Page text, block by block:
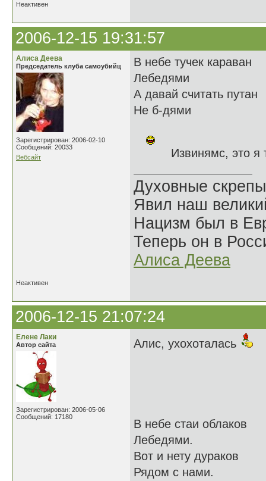
Неактивен
2006-12-15 19:31:57
Алиса Деева
Председатель клуба самоубийц
Зарегистрирован: 2006-02-10
Сообщений: 20033
Вебсайт
В небе тучек караван
Лебедями
А давай считать путан
Не б-дями
Извинямс, это я
Духовные
Явил наш
Нацизм был в
Теперь он в
Алиса Деева
Неактивен
2006-12-15 21:07:24
Елене Лаки
Автор сайта
Зарегистрирован: 2006-05-06
Сообщений: 17180
Алис, ухохоталась
В небе стаи облаков
Лебедями.
Вот и нету дураков
Рядом с нами.